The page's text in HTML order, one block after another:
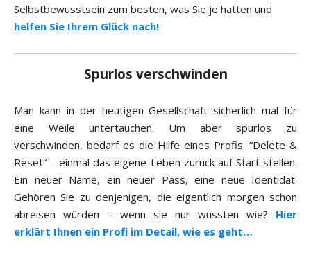
Selbstbewusstsein zum besten, was Sie je hatten und
helfen Sie Ihrem Glück nach!
Spurlos verschwinden
Man kann in der heutigen Gesellschaft sicherlich mal für
eine Weile untertauchen. Um aber spurlos zu
verschwinden, bedarf es die Hilfe eines Profis. “Delete &
Reset“ – einmal das eigene Leben zurück auf Start stellen.
Ein neuer Name, ein neuer Pass, eine neue Identidät.
Gehören Sie zu denjenigen, die eigentlich morgen schon
abreisen würden – wenn sie nur wüssten wie? Hier
erklärt Ihnen ein Profi im Detail, wie es geht…